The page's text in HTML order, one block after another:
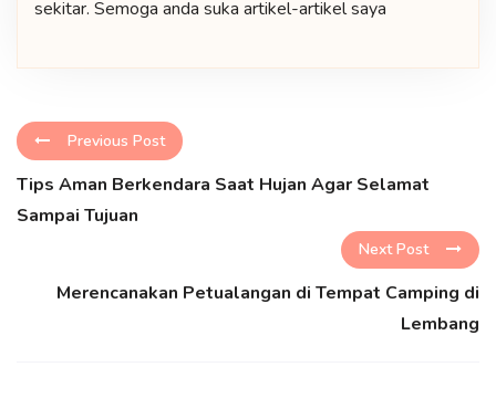
sekitar. Semoga anda suka artikel-artikel saya
Previous Post
Tips Aman Berkendara Saat Hujan Agar Selamat
Sampai Tujuan
Next Post
Merencanakan Petualangan di Tempat Camping di
Lembang